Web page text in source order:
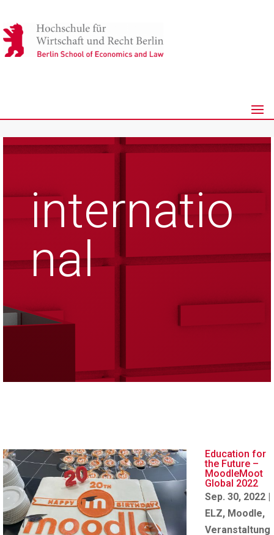
internatio
nal
Education for
the Future –
MoodleMoot
Global 2022
Sep. 30, 2022 |
ELZ, Moodle,
Veranstaltung